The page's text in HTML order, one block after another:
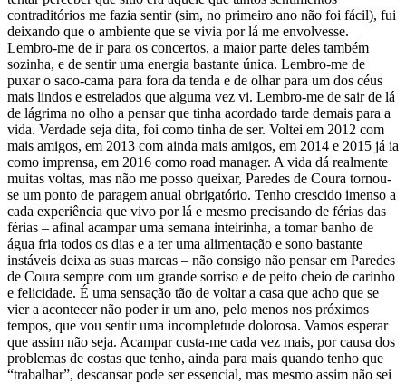
contraditórios me fazia sentir (sim, no primeiro ano não foi fácil), fui
deixando que o ambiente que se vivia por lá me envolvesse.
Lembro-me de ir para os concertos, a maior parte deles também
sozinha, e de sentir uma energia bastante única. Lembro-me de
puxar o saco-cama para fora da tenda e de olhar para um dos céus
mais lindos e estrelados que alguma vez vi. Lembro-me de sair de lá
de lágrima no olho a pensar que tinha acordado tarde demais para a
vida. Verdade seja dita, foi como tinha de ser. Voltei em 2012 com
mais amigos, em 2013 com ainda mais amigos, em 2014 e 2015 já ia
como imprensa, em 2016 como road manager. A vida dá realmente
muitas voltas, mas não me posso queixar, Paredes de Coura tornou-
se um ponto de paragem anual obrigatório. Tenho crescido imenso a
cada experiência que vivo por lá e mesmo precisando de férias das
férias – afinal acampar uma semana inteirinha, a tomar banho de
água fria todos os dias e a ter uma alimentação e sono bastante
instáveis deixa as suas marcas – não consigo não pensar em Paredes
de Coura sempre com um grande sorriso e de peito cheio de carinho
e felicidade. É uma sensação tão de voltar a casa que acho que se
vier a acontecer não poder ir um ano, pelo menos nos próximos
tempos, que vou sentir uma incompletude dolorosa. Vamos esperar
que assim não seja. Acampar custa-me cada vez mais, por causa dos
problemas de costas que tenho, ainda para mais quando tenho que
“trabalhar”, descansar pode ser essencial, mas mesmo assim não sei